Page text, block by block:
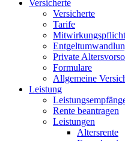
Versicherte
Versicherte
Tarife
Private
Formulare
Allgemeine
Leistung
Rente beantragen
Leistungen
Altersrente